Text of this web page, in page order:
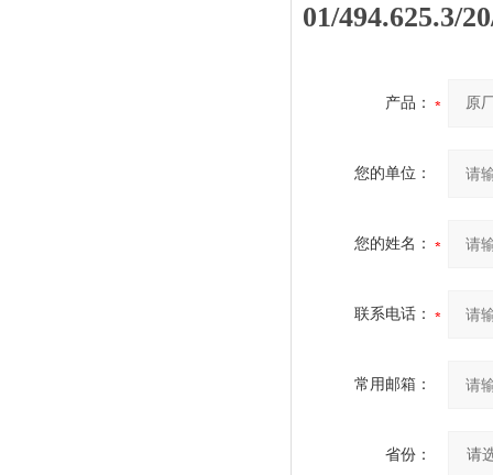
01/494.625.3/
产品：
您的单位：
您的姓名：
联系电话：
常用邮箱：
省份：